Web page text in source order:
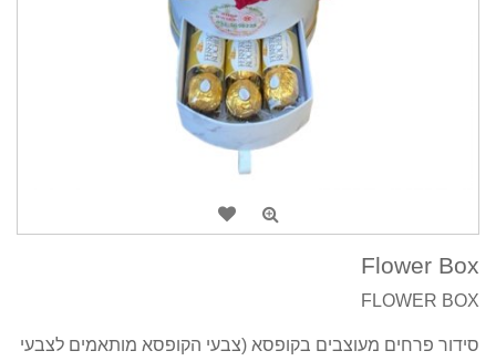
Flower Box
FLOWER BOX
סידור פרחים מעוצבים בקופסא (צבעי הקופסא מותאמים לצבעי